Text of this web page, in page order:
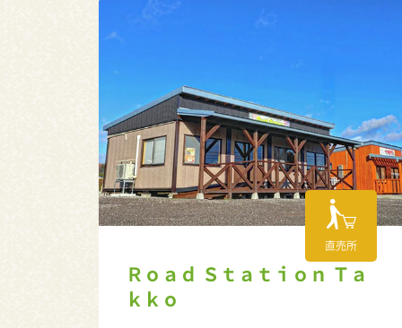
直売所
Ｒｏａｄ Ｓｔａｔｉｏｎ Ｔａ
ｋｋｏ